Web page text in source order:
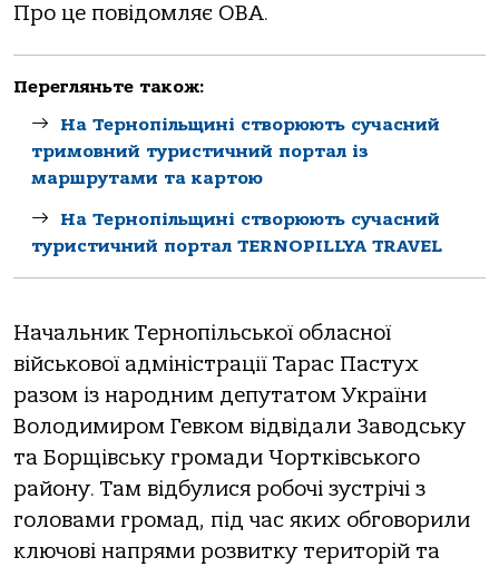
Про це повідомляє ОВА.
Перегляньте також:
На Тернопільщині створюють сучасний
тримовний туристичний портал із
маршрутами та картою
На Тернопільщині створюють сучасний
туристичний портал TERNOPILLYA TRAVEL
Начальник Тернопільської обласної
військової адміністрації Тарас Пастух
разом із народним депутатом України
Володимиром Гевком відвідали Заводську
та Борщівську громади Чортківського
району. Там відбулися робочі зустрічі з
головами громад, під час яких обговорили
ключові напрями розвитку територій та